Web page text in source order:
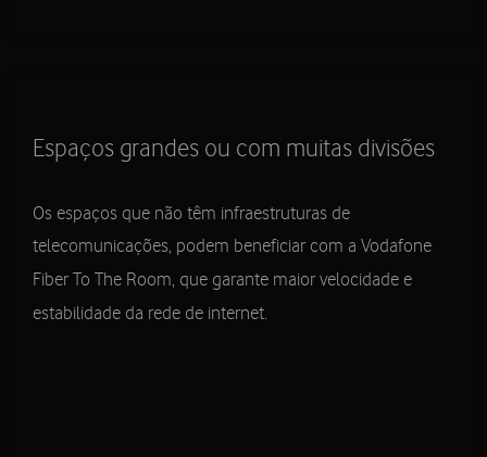
Espaços grandes ou com muitas divisões
Os espaços que não têm infraestruturas de
telecomunicações, podem beneficiar com a Vodafone
Fiber To The Room, que garante maior velocidade e
estabilidade da rede de internet.